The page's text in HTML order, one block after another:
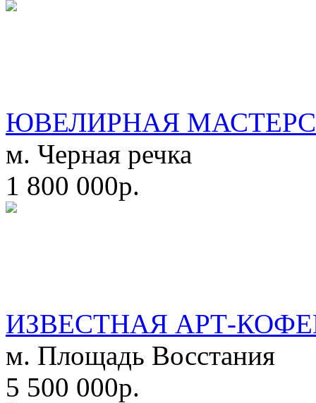
ЮВЕЛИРНАЯ
м. Черная речка
1 800 000р.
ИЗВЕСТНАЯ АРТ-
м. Площадь Восстания
5 500 000р.